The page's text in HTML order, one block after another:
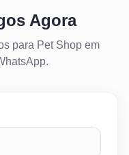
Agora
para Pet Shop em